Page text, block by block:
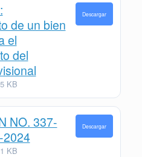
de un bien
el
del
KB
Descargar
NO. 337-
2024
KB
Descargar